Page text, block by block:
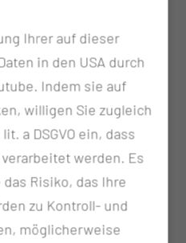
die Kinder ihre
Ihrer auf dieser
in den USA durch
Indem sie auf
willigen Sie zugleich
a DSGVO ein, dass
werden. Es
Risiko, das Ihre
zu Kontroll- und
möglicherweise